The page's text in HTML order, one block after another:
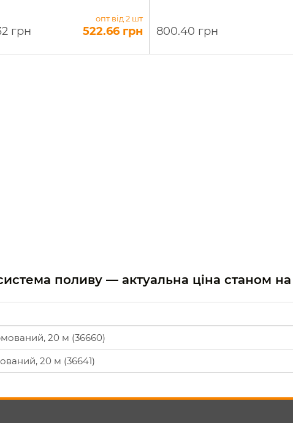
грн
опт від 2 шт
522.66 грн 800.40 грн
поливу — актуальна ціна станом на
20 м (36660)
20 м (36641)